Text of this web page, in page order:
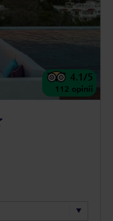
4.1/5
112 opinii